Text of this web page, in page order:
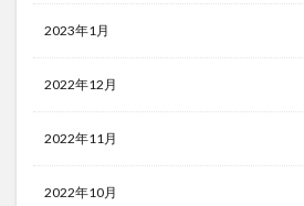
2023年1月
2022年12月
2022年11月
2022年10月